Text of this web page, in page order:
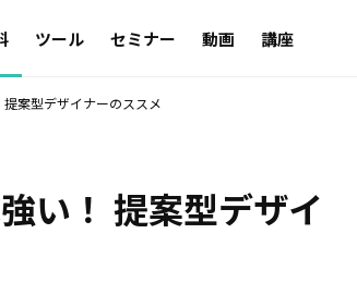
ツール セミナー 動画 講座
案型デザイナーのススメ
い！ 提案型デザイ